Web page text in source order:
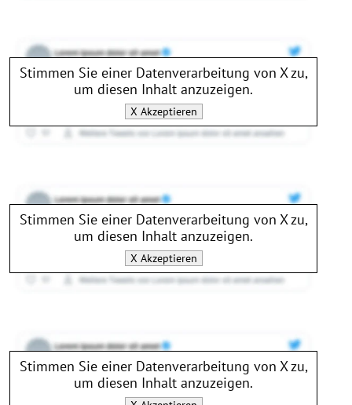
Stimmen Sie einer Datenverarbeitung von Xzu,
um diesen Inhalt anzuzeigen.
X Akzeptieren
Stimmen Sie einer Datenverarbeitung von Xzu,
um diesen Inhalt anzuzeigen.
X Akzeptieren
Stimmen Sie einer Datenverarbeitung von Xzu,
um diesen Inhalt anzuzeigen.